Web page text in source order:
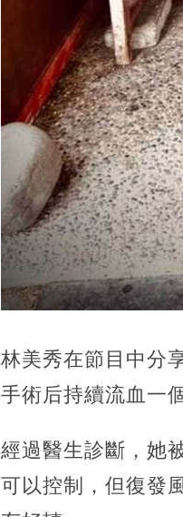
林美秀在節目中分
手術后持續流血一
經過醫生診斷，她
可以控制， 但復發